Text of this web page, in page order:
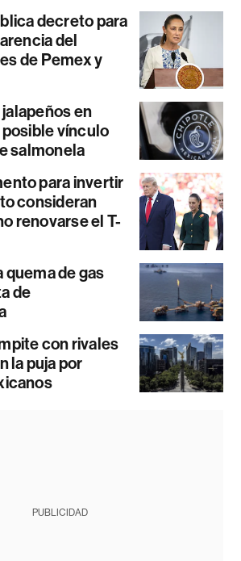
decreto para
del
de Pemex y
en
vínculo
salmonela
para invertir
consideran
renovarse el T-
de gas
de
con rivales
la puja por
PUBLICIDAD